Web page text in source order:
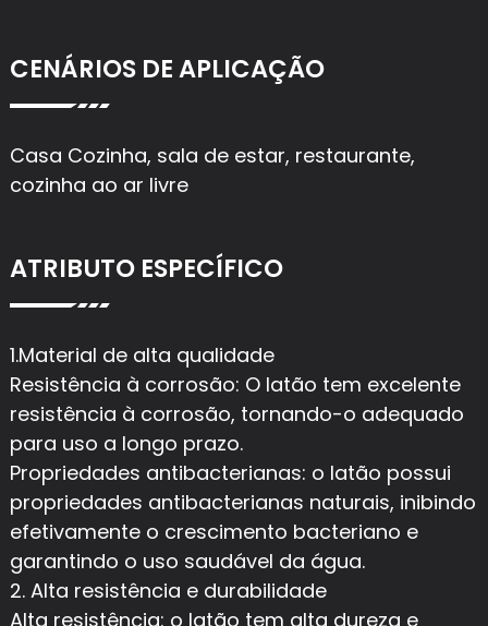
CENÁRIOS DE APLICAÇÃO
Casa Cozinha, sala de estar, restaurante,
cozinha ao ar livre
ATRIBUTO ESPECÍFICO
1.Material de alta qualidade
Resistência à corrosão: O latão tem excelente
resistência à corrosão, tornando-o adequado
para uso a longo prazo.
Propriedades antibacterianas: o latão possui
propriedades antibacterianas naturais, inibindo
efetivamente o crescimento bacteriano e
garantindo o uso saudável da água.
2. Alta resistência e durabilidade
Alta resistência: o latão tem alta dureza e